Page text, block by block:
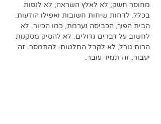
מחוסר חשק; לא לאלץ השראה; לא לנסות
בכלל. לדחות שיחות חשובות ואפילו הודעות.
הבית הפוך, הכביסה נערמת, כמו הכיור. לא
לחשוב על דברים גדולים. לא להסיק מסקנות
הרות גורל, לא לקבל החלטות. להתמסר. זה
יעבור. זה תמיד עובר.